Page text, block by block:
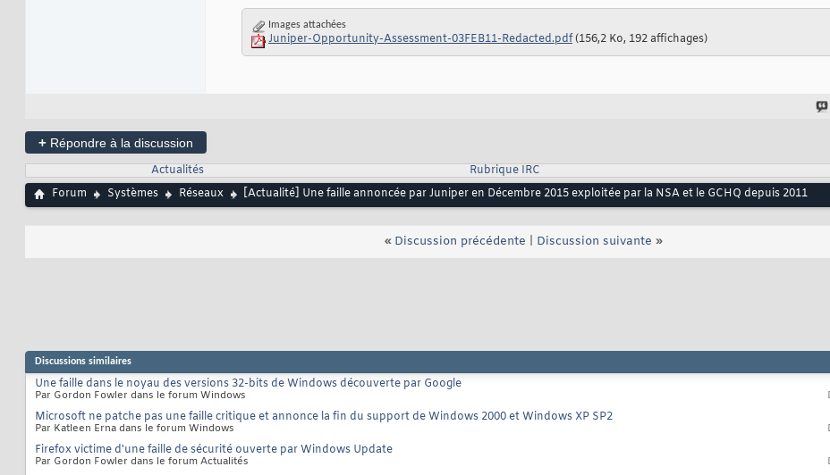
Images attachées
Juniper-Opportunity-Assessment-03FEB11-Redacted.pdf(156,2 Ko, 192 affichages)
+ Répondre à la discussion
Actualités
Rubrique IRC
Forum
Systèmes Réseaux [Actualité] Une faille annoncée par Juniper en Décembre 2015 exploitée par la NSA et le GCHQ depuis 2011
« Discussion précédente Discussion suivante »
Discussions similaires
Une faille dans le noyau des versions 32-bits de Windows découverte par Google
Par Gordon Fowler dans le forum Windows
Microsoft ne patche pas une faille critique et annonce la fin du support de Windows 2000 et Windows XP SP2
Par Katleen Erna dans le forum Windows
Firefox victime d'une faille de sécurité ouverte par Windows Update
Par Gordon Fowler dans le forum Actualités